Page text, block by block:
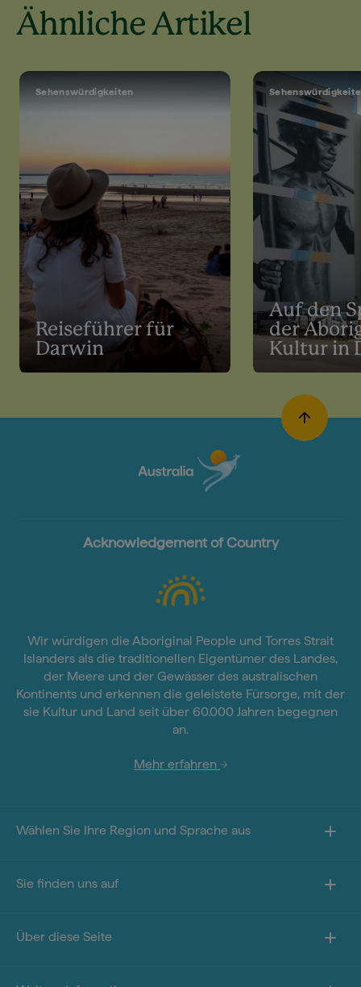
Ähnliche Artikel
Sehenswürdigkeiten
Reiseführer für
Darwin
Auf den
der
Kultur in
Acknowledgement of Country
Wir würdigen die Aboriginal People und Torres Strait
Islanders als die traditionellen Eigentümer des Landes,
der Meere und der Gewässer des australischen
Kontinents und erkennen die geleistete Fürsorge, mit der
sie Kultur und Land seit über 60.000 Jahren begegnen
an.
Mehr erfahren
Wählen Sie Ihre Region und Sprache aus
Sie finden uns auf
Über diese Seite